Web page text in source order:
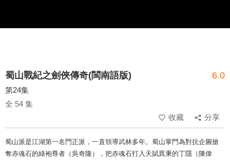
蜀山戰紀之劍俠傳奇(閩南語版) 6.0
第24集
全 54 集
收藏
分享
蜀山派是江湖第一名門正派，一直領導武林多年。蜀山掌門為對抗企圖搶
奪赤魂石的綠袍尊者（吳奇隆），把赤魂石打入天賦異秉的丁隱（陳偉